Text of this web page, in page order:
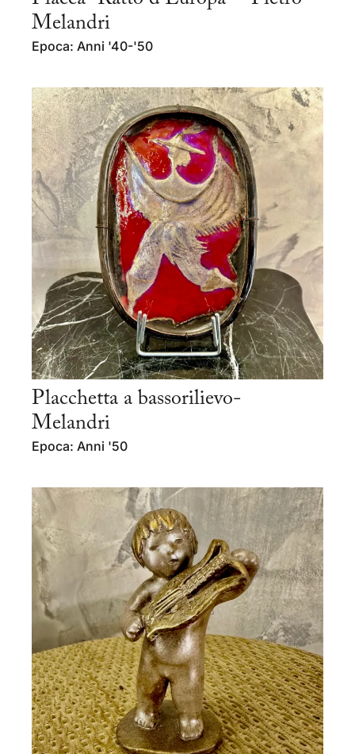
Melandri
Epoca: Anni '40-'50
Placchetta a bassorilievo-
Melandri
Epoca: Anni '50